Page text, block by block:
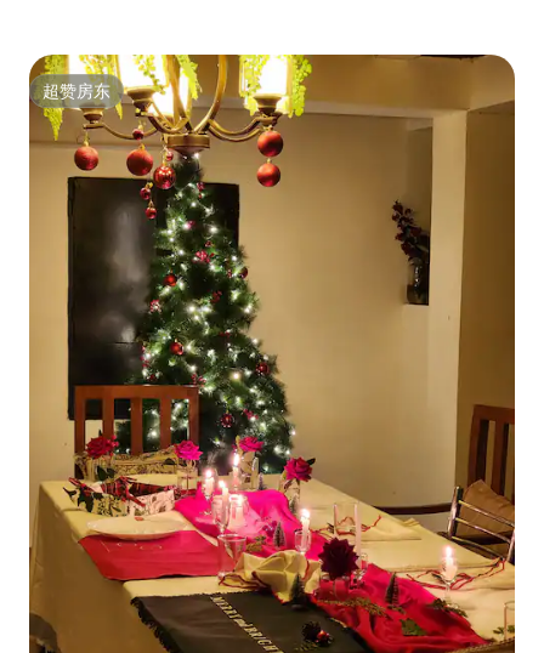
超赞房东
超赞房东